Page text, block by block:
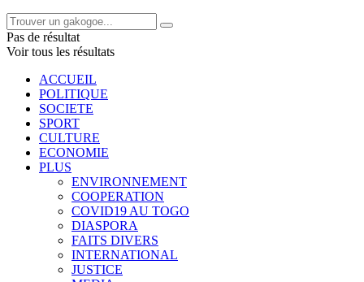
Pas de résultat
Voir tous les résultats
ACCUEIL
POLITIQUE
SOCIETE
SPORT
CULTURE
ECONOMIE
PLUS
ENVIRONNEMENT
COOPERATION
COVID19 AU TOGO
DIASPORA
FAITS DIVERS
INTERNATIONAL
JUSTICE